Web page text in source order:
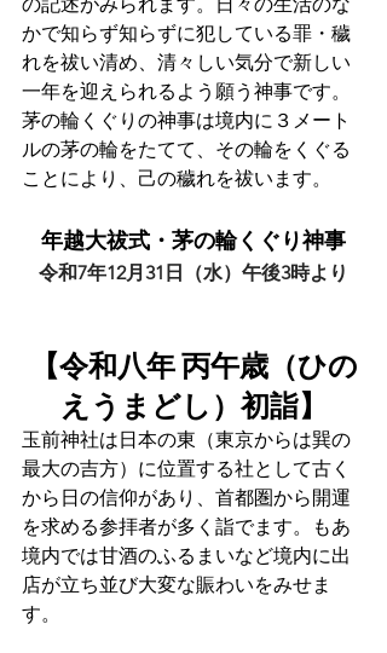
かで知らず知らずに犯している罪・穢
れを祓い清め、清々しい気分で新しい
一年を迎えられるよう願う神事です。
茅の輪くぐりの神事は境内に３メート
ルの茅の輪をたてて、その輪をくぐる
ことにより、己の穢れを祓います。
年越大祓式・茅の輪くぐり神事
令和7年12月31日（水）午後3時より⁠
【令和八年 丙午歳（ひの
えうまどし）初詣】
玉前神社は日本の東（東京からは巽の
最大の吉方）に位置する社として古く
から日の信仰があり、首都圏から開運
を求める参拝者が多く詣でます。もあ
境内では甘酒のふるまいなど境内に出
店が立ち並び大変な賑わいをみせま
す。